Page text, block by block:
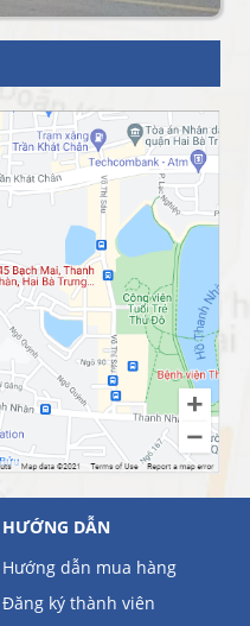
HƯỚNG DẪN
Hướng dẫn mua hàng
Đăng ký thành viên